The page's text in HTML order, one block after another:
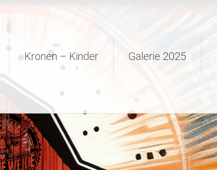
Kronen – Kinder Galerie 2025